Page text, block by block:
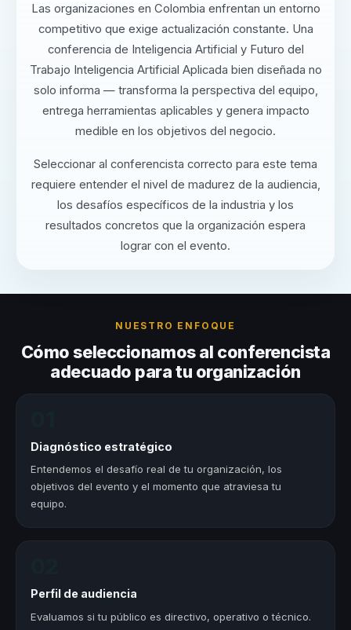
Las organizaciones en Colombia enfrentan un entorno
competitivo que exige actualización constante. Una
conferencia de Inteligencia Artificial y Futuro del
Trabajo Inteligencia Artificial Aplicada bien diseñada no
solo informa — transforma la perspectiva del equipo,
entrega herramientas aplicables y genera impacto
medible en los objetivos del negocio.
Seleccionar al conferencista correcto para este tema
requiere entender el nivel de madurez de la audiencia,
los desafíos específicos de la industria y los
resultados concretos que la organización espera
lograr con el evento.
NUESTRO ENFOQUE
Cómo seleccionamos al conferencista
adecuado para tu organización
Diagnóstico estratégico
Entendemos el desafío real de tu organización, los
objetivos del evento y el momento que atraviesa tu
equipo.
Perfil de audiencia
Evaluamos si tu público es directivo, operativo o técnico.